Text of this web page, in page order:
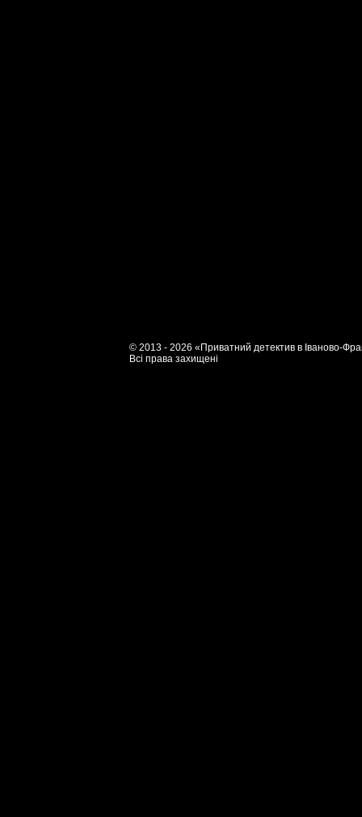
© 2013 - 2026 «Приватний детектив в Іваново-
Всі права захищені